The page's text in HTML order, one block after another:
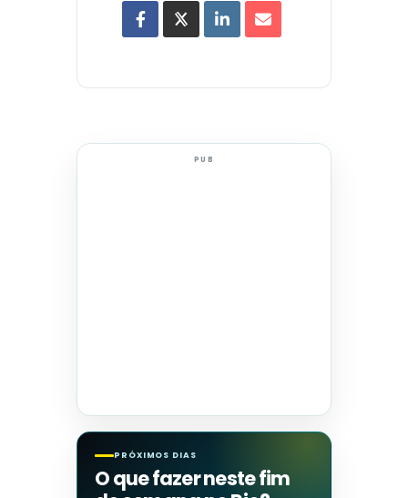
PUB
PRÓXIMOS DIAS
O que fazer neste fim